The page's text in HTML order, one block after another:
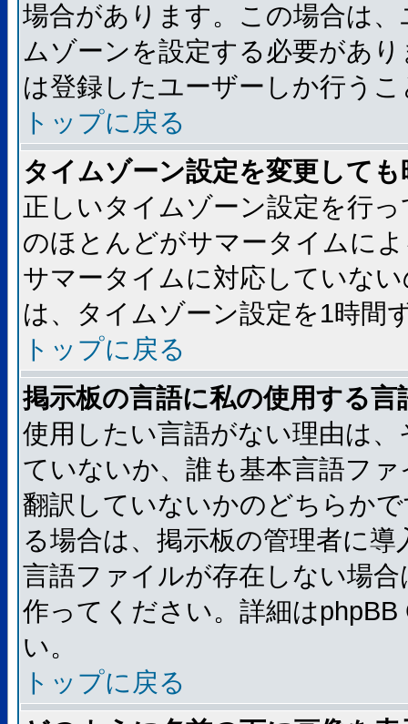
場合があります。この場合は
ムゾーンを設定する必要があ
は登録したユーザーしか行う
トップに戻る
タイムゾーン設定を変更して
正しいタイムゾーン設定を行
のほとんどがサマータイムに
サマータイムに対応していな
は、タイムゾーン設定を1時間
トップに戻る
掲示板の言語に私の使用する
使用したい言語がない理由は
ていないか、誰も基本言語フ
翻訳していないかのどちらか
る場合は、掲示板の管理者に
言語ファイルが存在しない場
作ってください。詳細は
い。
トップに戻る